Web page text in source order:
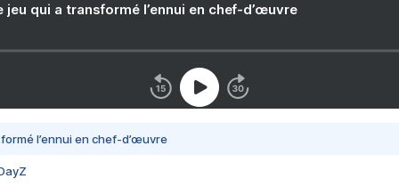
jeu qui a transformé l’ennui en chef-d’œuvre
l’ennui en chef-d’œuvre